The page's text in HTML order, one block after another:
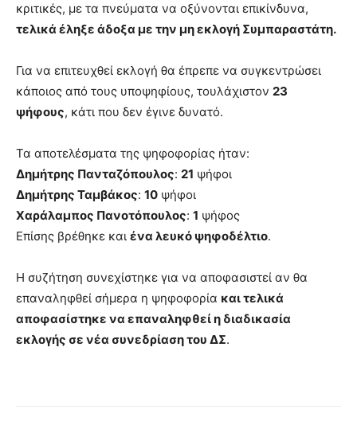
κριτικές, με τα πνεύματα να οξύνονται επικίνδυνα,
τελικά έληξε άδοξα με την μη εκλογή Συμπαραστάτη.
Για να επιτευχθεί εκλογή θα έπρεπε να συγκεντρώσει
κάποιος από τους υποψηφίους, τουλάχιστον 23
ψήφους, κάτι που δεν έγινε δυνατό.
Τα αποτελέσματα της ψηφοφορίας ήταν:
Δημήτρης Πανταζόπουλος: 21 ψήφοι
Δημήτρης Ταμβάκος: 10 ψήφοι
Χαράλαμπος Πανοτόπουλος: 1 ψήφος
Επίσης βρέθηκε και ένα λευκό ψηφοδέλτιο.
Η συζήτηση συνεχίστηκε για να αποφασιστεί αν θα
επαναληφθεί σήμερα η ψηφοφορία και τελικά
αποφασίστηκε να επαναληφθεί η διαδικασία
εκλογής σε νέα συνεδρίαση του ΔΣ.